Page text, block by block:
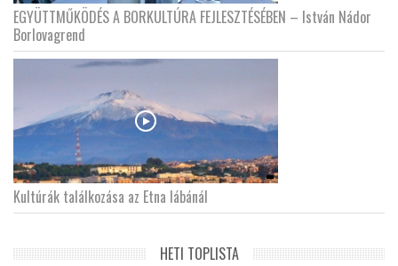
EGYÜTTMŰKÖDÉS A BORKULTÚRA FEJLESZTÉSÉBEN – István Nádor
Borlovagrend
Kultúrák találkozása az Etna lábánál
HETI TOPLISTA